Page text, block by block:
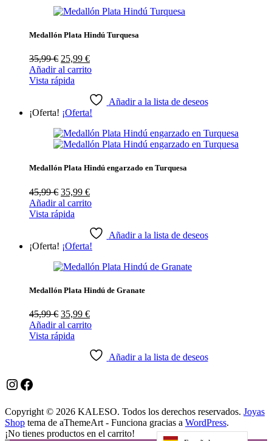
Medallón Plata Hindú Turquesa
35,99€ El
precio
original
35,99 €.
25,99 €El
precio
25,99 €.
Añadir al carrito
Vista rápida
Añadir a la lista de deseos
¡Oferta! ¡Oferta!
Medallón Plata Hindú engarzado en Turquesa
45,99€ El
precio
original
45,99 €.
35,99 €El
precio
35,99 €.
Añadir al carrito
Vista rápida
Añadir a la lista de deseos
¡Oferta! ¡Oferta!
Medallón Plata Hindú de Granate
45,99€ El
precio
original
45,99 €.
35,99 €El
precio
35,99 €.
Añadir al carrito
Vista rápida
Añadir a la lista de deseos
Instagram
Facebook
Copyright © 2026 KALESO. Todos los derechos reservados. Joyas
Shop tema de aThemeArt - Funciona gracias a WordPress.
¡No tienes productos en el carrito!